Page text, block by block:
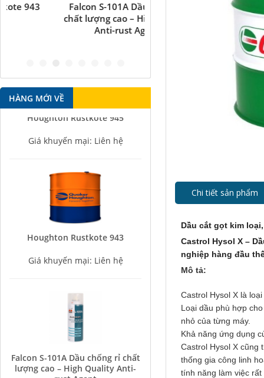
Chi tiết sản phẩm
Dầu cắt gọt kim
Castrol Hysol X –
nghiệp hàng đầu
Mô tả:
Castrol Hysol X là
Loại dầu phù hợp
nhỏ của từng máy.
Khả năng ứng dụng
Castrol Hysol X cũng
thống gia công linh
tính năng làm việc
Falcon S-101A Dầu chống rỉ
chất lượng cao – High Quality
Anti-rust Agent
Falcon S-350 Chất
bôi trơn đa năng –
Multipurpose
antirust agent
HÀNG MỚI VỀ
Houghton Rustkote 945
lượng cao – High Quality Anti-
rust Agent